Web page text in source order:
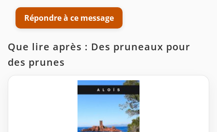
Répondre à ce message
Que lire après : Des pruneaux pour
des prunes